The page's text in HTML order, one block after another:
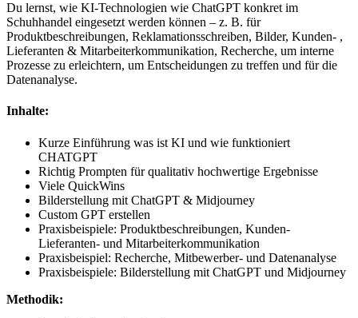
Du lernst, wie KI-Technologien wie ChatGPT konkret im
Schuhhandel eingesetzt werden können – z. B. für
Produktbeschreibungen, Reklamationsschreiben, Bilder, Kunden- ,
Lieferanten & Mitarbeiterkommunikation, Recherche, um interne
Prozesse zu erleichtern, um Entscheidungen zu treffen und für die
Datenanalyse.
Inhalte:
Kurze Einführung was ist KI und wie funktioniert
CHATGPT
Richtig Prompten für qualitativ hochwertige Ergebnisse
Viele QuickWins
Bilderstellung mit ChatGPT & Midjourney
Custom GPT erstellen
Praxisbeispiele: Produktbeschreibungen, Kunden-
Lieferanten- und Mitarbeiterkommunikation
Praxisbeispiel: Recherche, Mitbewerber- und Datenanalyse
Praxisbeispiele: Bilderstellung mit ChatGPT und Midjourney
Methodik: